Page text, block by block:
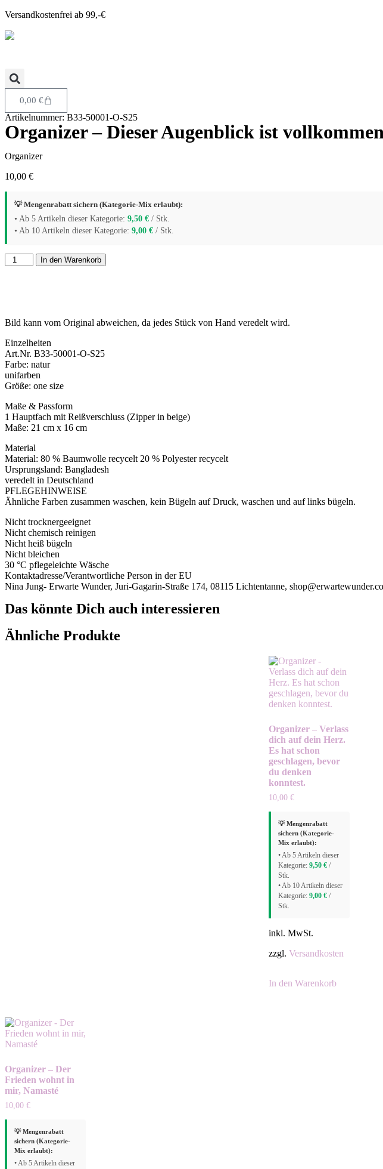
Versandkostenfrei ab 99,-€
0,00 €
Artikelnummer: B33-50001-O-S25
Organizer – Dieser Augenblick ist
Organizer
10,00 €
💡 Mengenrabatt sichern (Kategorie-Mix erlaubt):
• Ab 5 Artikeln dieser Kategorie: 9,50 € / Stk.
• Ab 10 Artikeln dieser Kategorie: 9,00 € / Stk.
In den Warenkorb
Bild kann vom Original abweichen, da jedes Stück von Hand veredelt wird.
Einzelheiten
Art.Nr. B33-50001-O-S25
Farbe: natur
unifarben
Größe: one size
Maße & Passform
1 Hauptfach mit Reißverschluss (Zipper in beige)
Maße: 21 cm x 16 cm
Material
Material: 80 % Baumwolle recycelt 20 % Polyester recycelt
Ursprungsland: Bangladesh
veredelt in Deutschland
PFLEGEHINWEISE
Ähnliche Farben zusammen waschen, kein Bügeln auf Druck, waschen und auf links bügeln.
Nicht trocknergeeignet
Nicht chemisch reinigen
Nicht heiß bügeln
Nicht bleichen
30 °C pflegeleichte Wäsche
Kontaktadresse/Verantwortliche Person in der EU
Nina Jung- Erwarte Wunder, Juri-Gagarin-Straße 174, 08115 Lichtentanne,
Das könnte Dich auch interessieren
Ähnliche Produkte
Organizer – Verlass
dich auf dein Herz.
Es hat schon
geschlagen, bevor
du denken
konntest.
10,00 €
💡 Mengenrabatt
sichern (Kategorie-
Mix erlaubt):
• Ab 5 Artikeln dieser
Kategorie: 9,50 €/
Stk.
• Ab 10 Artikeln dieser
Kategorie: 9,00 €/
Stk.
inkl. MwSt.
zzgl. Versandkosten
In den Warenkorb
Organizer – Der
Frieden wohnt in
mir, Namasté
10,00 €
💡 Mengenrabatt
sichern (Kategorie-
Mix erlaubt):
• Ab 5 Artikeln dieser